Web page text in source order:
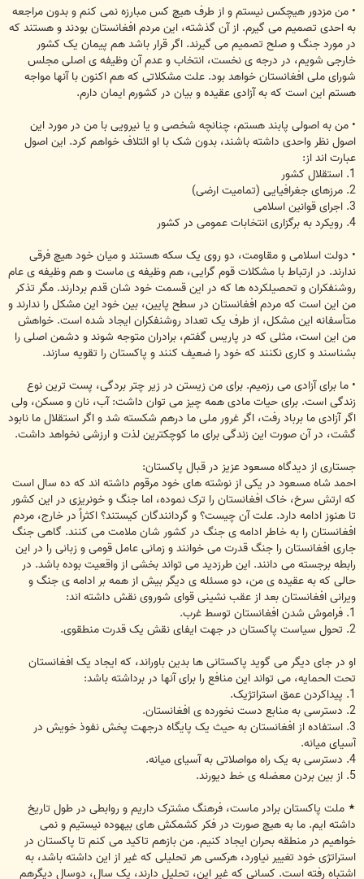
• من مزدور هیچکس نیستم و از طرف هیچ کس مبارزه نمی کنم و بدون مراجعه
به احدی تصمیم می گیرم. از آن گذشته، این مردم افغانستان بودند و هستند که
در مورد جنگ و صلح تصمیم می گیرند. اگر قرار باشد هم پیمان یک کشور
خارجی شویم، در درجه ی نخست، انتخاب و عدم آن وظیفه ی اصلی مجلس
شورای ملی افغانستان خواهد بود. علت مشکلاتی که هم اکنون با آنها مواجه
هستم این است که به آزادی عقیده و بیان در کشورم ایمان دارم.
• من به اصولی پابند هستم، چنانچه شخصی و یا نیرویی با من در مورد این
اصول نظر واحدی داشته باشند، بدون شک با او ائتلاف خواهم کرد. این اصول
عبارت اند از:
1. استقلال کشور
2. مرزهای جغرافیایی (تمامیت ارضی)
3. اجرای قوانین اسلامی
4. رویکرد به برگزاری انتخابات عمومی در کشور
• دولت اسلامی و مقاومت، دو روی یک سکه هستند و میان خود هیچ فرقی
ندارند. در ارتباط با مشکلات قوم گرایی، هم وظیفه ی ماست و هم وظیفه ی عام
روشنفکران و تحصیلکرده ها که در این قسمت خود شان قدم بردارند. مگر تذکر
من این است که مردم افغانستان در سطح پایین، بین خود این مشکل را ندارند و
متأسفانه این مشکل، از طرف یک تعداد روشنفکران ایجاد شده است. خواهش
من این است، مثلی که در پاریس گفتم، برادران متوجه شوند و دشمن اصلی را
بشناسند و کاری نکنند که خود را ضعیف کنند و پاکستان را تقویه سازند.
• ما برای آزادی می رزمیم. برای من زیستن در زیر چتر بردگی، پست ترین نوع
زندگی است. برای حیات مادی همه چیز می توان داشت: آب، نان و مسکن، ولی
اگر آزادی ما برباد رفت، اگر غرور ملی ما درهم شکسته شد و اگر استقلال ما نابود
گشت، در آن صورت این زندگی برای ما کوچکترین لذت و ارزشی نخواهد داشت.
جستاری از دیدگاه مسعود عزیز در قبال پاکستان:
احمد شاه مسعود در یکی از نوشته های خود مرقوم داشته اند که ده سال است
که ارتش سرخ، خاک افغانستان را ترک نموده، اما جنگ و خونریزی در این کشور
تا هنوز ادامه دارد. علت آن چیست؟ و گردانندگان کیستند؟ اکثراً در خارج، مردم
افغانستان را به خاطر ادامه ی جنگ در کشور شان ملامت می کنند. گاهی جنگ
جاری افغانستان را جنگ قدرت می خوانند و زمانی عامل قومی و زبانی را در این
رابطه برجسته می دانند. این طرزدید می تواند بخشی از واقعیت بوده باشد. در
حالی که به عقیده ی من، دو مسئله ی دیگر بیش از همه بر ادامه ی جنگ و
ویرانی افغانستان بعد از عقب نشینی قوای شوروی نقش داشته اند:
1. فراموش شدن افغانستان توسط غرب.
2. تحول سیاست پاکستان در جهت ایفای نقش یک قدرت منطقوی.
او در جای دیگر می گوید پاکستانی ها بدین باوراند، که ایجاد یک افغانستان
تحت الحمایه، می تواند این منافع را برای آنها در برداشته باشد:
1. پیداکردن عمق استراتژیک.
2. دسترسی به منابع دست نخورده ی افغانستان.
3. استفاده از افغانستان به حیث یک پایگاه درجهت پخش نفوذ خویش در
آسیای میانه.
4. دسترسی به یک راه مواصلاتی به آسیای میانه.
5. از بین بردن معضله ی خط دیورند.
٭ ملت پاکستان برادر ماست، فرهنگ مشترک داریم و روابطی در طول تاریخ
داشته ایم. ما به هیچ صورت در فکر کشمکش های بیهوده نیستیم و نمی
خواهیم در منطقه بحران ایجاد کنیم. من بازهم تاکید می کنم تا پاکستان در
استراتژی خود تغییر نیاورد، هرکسی هر تحلیلی که غیر از این داشته باشد، به
اشتباه رفته است. کسانی که غیر این، تحلیل دارند، یک سال، دوسال دیگرهم